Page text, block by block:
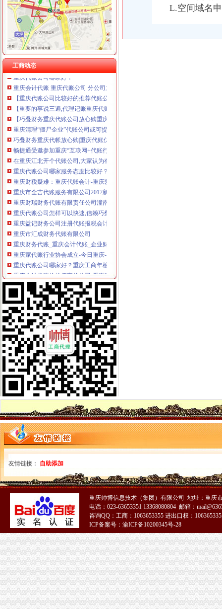
重庆宝鹰汽车销售有限公司
工商动态
【重庆沙坪坝代账公司】价格_厂家_图片-Hc360慧聪网
重庆代理公司记账,重庆代账,重庆代理纳税申报,重庆财税代理,重
重庆高启财务咨询有限公司重庆江北代账渝中代账重庆代账-经理-人和网
重庆代帐公司服务价格,重庆代账公司哪种品牌的好,选巧叠财务|
重庆代账公司教你如何轻松记账[好网角文章收]
重庆工商*办,重庆公司财税代理,重庆*办公司注册,重庆代账报税-
重庆代账公司哪家好？
重庆会计代账 重庆代账公司 分公司之间的这些税务问题,一定得关
【重庆代账公司比较好的推荐代账公司会计代帐会计服务财务管理财
【重要的事说三遍,代理记账重庆代账公司重庆代帐公司就选】价
【巧叠财务重庆代账公司放心购重庆代帐公司优惠享不停】价格,
重庆清理“僵尸企业”代账公司或可提供小微企清单-新华网重庆频道
巧叠财务重庆代帐放心购|重庆代账优惠享不停！【今日推荐网】
畅捷通受邀参加重庆“互联网+代账行业研讨会”-小熊在线-企业频道
在重庆江北开个代账公司,大家认为有前景吗？_重庆_天涯论坛_天涯
重庆代账公司哪家服务态度比较好？合开展税务筹划的三个路径-灌
重庆财税疑难：重庆代账会计-重庆爱问分类
重庆市全吉代账服务有限公司2017新招聘信息_电话_地址-58企业
重庆财瑞财务代账有限责任公司潼南县分公司
重庆代账公司怎样可以快速,信赖巧叠财务,售后有保障【今日推荐网】
重庆益记财务公司注册代账报税会计代帐重庆公司注册今题网
重庆市汇成财务代账有限公司
重庆财务代账_重庆会计代账_企业财务代账-重庆财务代帐公司
重庆家代账行业协会成立-今日重庆-华龙网
重庆代账公司哪家好？重庆工商年检办理价格贵吗？？
重庆会计代账价格便宜的公司-爱喇叭网
重庆会计代账公司哪家专业负责-直辖市重庆其他服务信息
重庆代账公司市场前景广阔,巧叠财务着力造一体化的重庆代理记价
巧叠财务重庆代账,行业一流的重庆会计代账价格及报价-机电商网
搜下[金牌书网]重庆代账公司资料下载-地产智库-新浪地产网
重庆渝中区哪家代账公司好请代覃娜工商咨询-商务服务-水母网
【2017年重庆洺源代账服务有限公司新招聘信息_电话_地址】-赶集网
关于我们_重庆代账公司
重庆会计代账公司-商务服务-滨州媒网
重庆铭美代账公司,2017重庆铭美代账公司新招聘信息_招聘信息分
重庆会计代账价格便宜的公司-商务服务-番禺社区网
重庆市玉祺代账服务有限公司_【信用信息_诉讼信息_财务信息_注册信
重庆清理“僵尸企业”代账公司或可提供小微企清单-新华网重庆频道
28_重庆渝中区代理记帐,重庆财务代理记账,重庆专业的代账公司_
重庆渝中会计代账公司哪家更好？-商务服务-*一金融网
重庆宏途代账服务有限公司_【信用信息_诉讼信息_财务信息_注册信息
服务地区_重庆代账公司
重庆财瑞财务代账有限责任公司潼南县分公司_重庆市_潼南县_企业在线
畅捷通受邀参加重庆“互联网+代账行业研讨会”-软件与服务-中国软
重庆营业执照代办多少钱,工商执照代办价格,重庆代账公司-弛锐财务
重庆注册公司|重庆代理记账|重庆代账选重庆新月会计|中小企业财税
重庆代账公司哪家好？两种减免增值税形的会计处理-Bc分类目录
【巧叠财务重庆出口退税,服务完善的重庆代账】具体详请电话
重庆代账公司
重庆代账,会计代账服务—鹏鑫财务专业代账服务-重庆财务会计/评估|
重庆会计代账服务包括哪些？-商务服务-水母网
重庆代账公司【两江新区吧】_百度贴吧
【重庆齐齐会计代账公司】-主营：
【重庆沙坪坝代账公司】价格_厂家_图片-Hc360慧聪网
重庆代理公司记账,重庆代账,重庆代理纳税申报,重庆财税代理,重
重庆高启财务咨询有限公司重庆江北代账渝中代账重庆代账-经理-人和网
重庆代帐公司服务价格,重庆代账公司哪种品牌的好,选巧叠财务|
重庆代账公司教你如何轻松记账[好网角文章收]
L.空间域名
友情链接： 自助添加
重庆帅博信息技术（集团）有限公司 地址：重庆
电话：023-63653351 13368080804 邮箱：
咨询QQ：工商：1063653355 进出口权：
ICP备案号：渝ICP备10200345号-28